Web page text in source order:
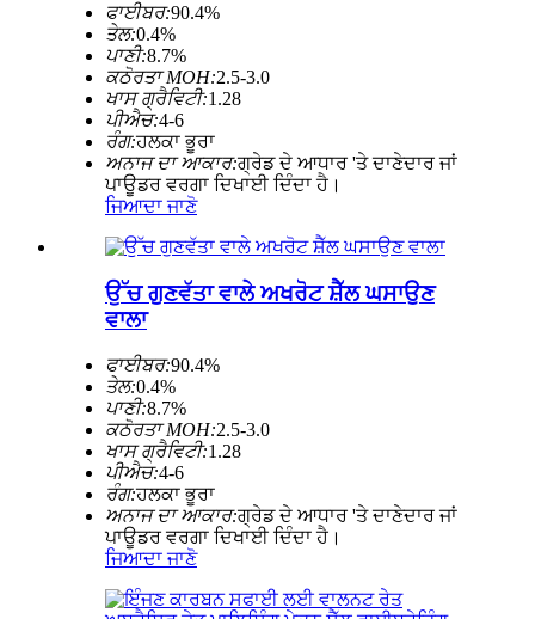
ਫਾਈਬਰ:90.4%
ਤੇਲ:0.4%
ਪਾਣੀ:8.7%
ਕਠੋਰਤਾ MOH:2.5-3.0
ਖਾਸ ਗ੍ਰੈਵਿਟੀ:1.28
ਪੀਐਚ:4-6
ਰੰਗ:ਹਲਕਾ ਭੂਰਾ
ਅਨਾਜ ਦਾ ਆਕਾਰ:ਗ੍ਰੇਡ ਦੇ ਆਧਾਰ 'ਤੇ ਦਾਣੇਦਾਰ ਜਾਂ
ਪਾਊਡਰ ਵਰਗਾ ਦਿਖਾਈ ਦਿੰਦਾ ਹੈ।
ਜਿਆਦਾ ਜਾਣੋ
ਉੱਚ ਗੁਣਵੱਤਾ ਵਾਲੇ ਅਖਰੋਟ ਸ਼ੈੱਲ ਘਸਾਉਣ
ਵਾਲਾ
ਫਾਈਬਰ:90.4%
ਤੇਲ:0.4%
ਪਾਣੀ:8.7%
ਕਠੋਰਤਾ MOH:2.5-3.0
ਖਾਸ ਗ੍ਰੈਵਿਟੀ:1.28
ਪੀਐਚ:4-6
ਰੰਗ:ਹਲਕਾ ਭੂਰਾ
ਅਨਾਜ ਦਾ ਆਕਾਰ:ਗ੍ਰੇਡ ਦੇ ਆਧਾਰ 'ਤੇ ਦਾਣੇਦਾਰ ਜਾਂ
ਪਾਊਡਰ ਵਰਗਾ ਦਿਖਾਈ ਦਿੰਦਾ ਹੈ।
ਜਿਆਦਾ ਜਾਣੋ